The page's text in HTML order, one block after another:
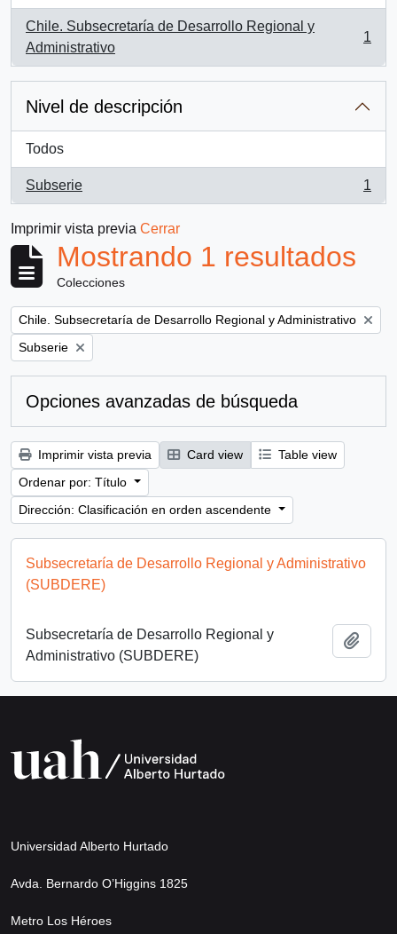
Chile. Subsecretaría de Desarrollo Regional y
Administrativo
, 1 resultados
1
Nivel de descripción
Todos
Subserie
, 1 resultados
1
Imprimir vista previa Cerrar
Mostrando 1 resultados
Colecciones
Remove filter:
Chile. Subsecretaría de Desarrollo Regional y Administrativo
Remove filter:
Subserie
Opciones avanzadas de búsqueda
Imprimir vista previa Card view
Table view
Ordenar por: Título
Dirección: Clasificación en orden ascendente
Subsecretaría de Desarrollo Regional y Administrativo
(SUBDERE)
Subsecretaría de Desarrollo Regional y
Administrativo (SUBDERE)
Universidad Alberto Hurtado
Avda. Bernardo O’Higgins 1825
Metro Los Héroes